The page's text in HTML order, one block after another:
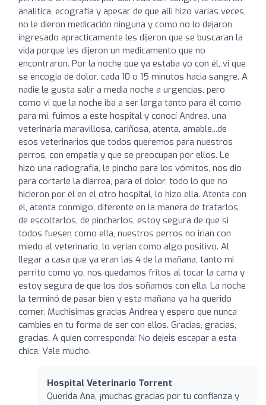
analitica, ecografia y apesar de que alli hizo varias veces,
no le dieron medicación ninguna y como no lo dejaron
ingresado apracticamente les dijeron que se buscaran la
vida porque les dijeron un medicamento que no
encontraron. Por la noche que ya estaba yo con él, vi que
se encogia de dolor, cada 10 o 15 minutos hacia sangre. A
nadie le gusta salir a media noche a urgencias, pero
como vi que la noche iba a ser larga tanto para él como
para mi, fuimos a este hospital y conocí Andrea, una
veterinaria maravillosa, cariñosa, atenta, amable...de
esos veterinarios que todos queremos para nuestros
perros, con empatia y que se preocupan por ellos. Le
hizo una radiografía, le pincho para los vómitos, nos dio
para cortarle la diarrea, para el dolor, todo lo que no
hicieron por él en el otro hospital, lo hizo ella. Atenta con
él, atenta conmigo, diferente en la manera de tratarlos,
de escoltarlos, de pincharlos, estoy segura de que si
todos fuesen como ella, nuestros perros no irian con
miedo al veterinario, lo verían como algo positivo. Al
llegar a casa que ya eran las 4 de la mañana, tanto mi
perrito como yo, nos quedamos fritos al tocar la cama y
estoy segura de que los dos soñamos con ella. La noche
la terminó de pasar bien y esta mañana ya ha querido
comer. Muchisimas gracias Andrea y espero que nunca
cambies en tu forma de ser con ellos. Gracias, gracias,
gracias. A quien corresponda: No dejeis escapar a esta
chica. Vale mucho.
Hospital Veterinario Torrent
Querida Ana, ¡muchas gracias por tu confianza y